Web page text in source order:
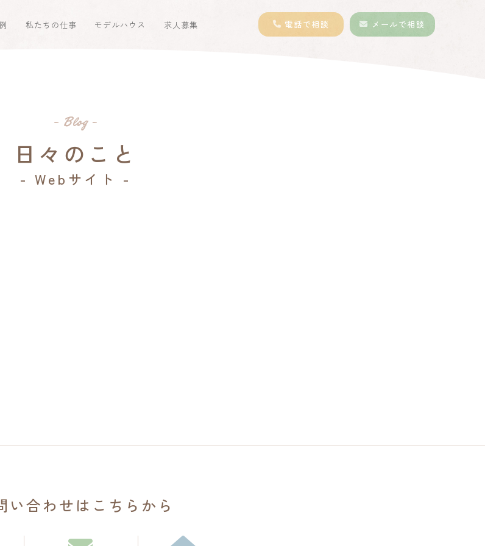
私たちの仕事 モデルハウス 求人募集 電話で相談 メールで相談
日々のこと
- Webサイト -
い合わせは こちらから